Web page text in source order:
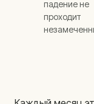
падение не
проходит